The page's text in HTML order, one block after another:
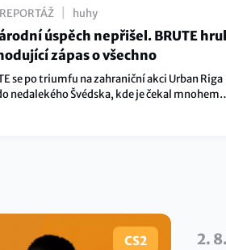
Series 5.
REPORTÁŽ huhy
úspěch nepřišel. BRUTE
zápas o všechno
se po triumfu na zahraniční akci Urban Riga
nedalekého Švédska, kde je čekal mnohem
CS2 2.